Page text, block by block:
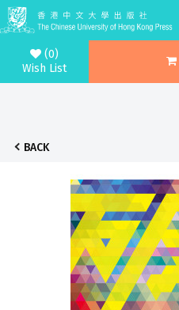
(0)
Wish List
BACK